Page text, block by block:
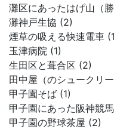
灘区にあったはげ山（
灘神戸生協 (2)
煙草の吸える快速電車
玉津病院 (1)
生田区と葺合区 (2)
田中屋（のシュークリ
甲子園そば (1)
甲子園にあった阪神競
甲子園の野球茶屋 (2)